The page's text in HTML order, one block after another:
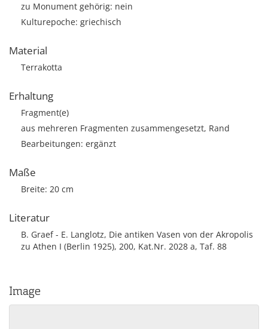
zu Monument gehörig: nein
Kulturepoche: griechisch
Material
Terrakotta
Erhaltung
Fragment(e)
aus mehreren Fragmenten zusammengesetzt, Rand
Bearbeitungen: ergänzt
Maße
Breite: 20 cm
Literatur
B. Graef - E. Langlotz, Die antiken Vasen von der Akropolis
zu Athen I (Berlin 1925), 200, Kat.Nr. 2028 a, Taf. 88
Image